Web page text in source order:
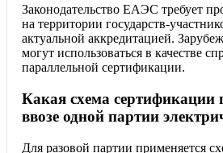
Законодательство ЕАЭС требует
на территории государств-
актуальной аккредитацией.
могут использоваться в качестве
параллельной сертификации.
Какая схема сертификации
ввозе одной партии
Для разовой партии применяется